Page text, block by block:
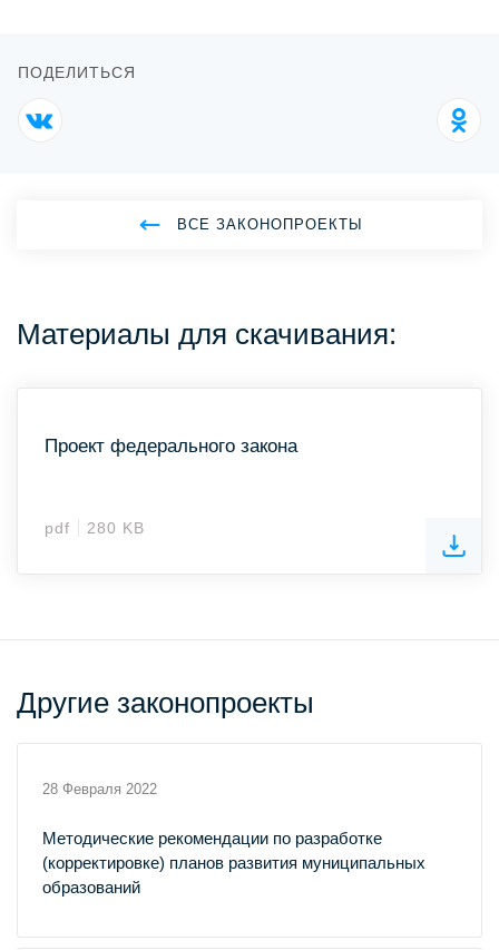
ВСЕ ЗАКОНОПРОЕКТЫ
ПОДЕЛИТЬСЯ
Материалы для скачивания:
Проект федерального закона
pdf 280 KB
Другие законопроекты
28 Февраля 2022
Методические рекомендации по разработке
(корректировке) планов развития муниципальных
образований